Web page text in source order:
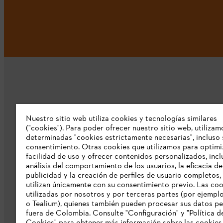
Nuestra empresa
Sobre nosostros
Prensa
Catálogo STIHL
Línea de Integridad de STIHL
Acceso Exclusivo Distribuidores STIHL
Nuestro sitio web utiliza cookies y tecnologías similares
("cookies"). Para poder ofrecer nuestro sitio web,
determinadas "cookies estrictamente necesarias", incluso
consentimiento. Otras cookies que utilizamos para
facilidad de uso y ofrecer contenidos personalizados,
análisis del comportamiento de los usuarios, la eficacia
publicidad y la creación de perfiles de usuario completos,
utilizan únicamente con su consentimiento previo. Las
utilizadas por nosotros y por terceras partes (por
o Tealium), quienes también pueden procesar sus datos
fuera de Colombia. Consulte "Configuración" y "Política